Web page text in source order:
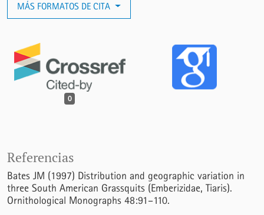
MÁS FORMATOS DE CITA
0
Referencias
Bates JM (1997) Distribution and geographic variation in
three South American Grassquits (Emberizidae, Tiaris).
Ornithological Monographs 48:91–110.